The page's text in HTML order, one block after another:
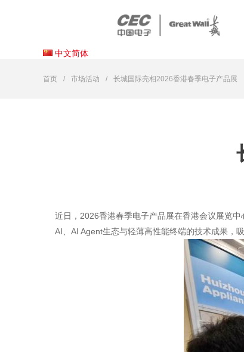
中文简体
首页 市场活动 长城国际亮相2026香港春季电子产品展
近日，2026香港春季电子产品展在香港会议展览
AI 、AI Agent生态与轻薄高性能终端的技术成果，